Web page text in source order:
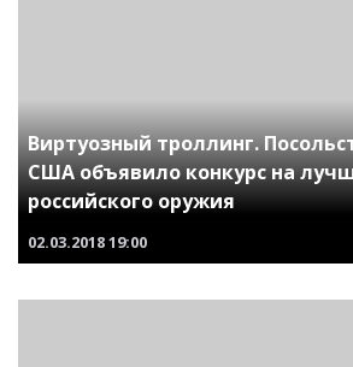
Виртуозный троллинг.
США объявило конкурс на
российского оружия
02.03.201819:00